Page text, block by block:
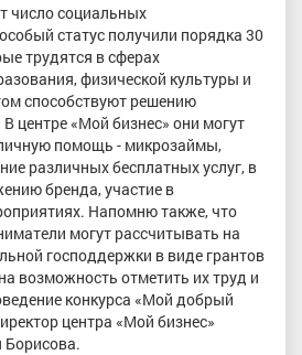
число социальных
статус получили порядка 30
трудятся в сферах
физической культуры и
способствуют решению
центре «Мой бизнес» они могут
помощь - микрозаймы,
различных бесплатных услуг, в
бренда, участие в
Напомню также, что
могут рассчитывать на
господдержки в виде грантов
возможность отметить их труд и
конкурса «Мой добрый
центра «Мой бизнес»
Борисова.